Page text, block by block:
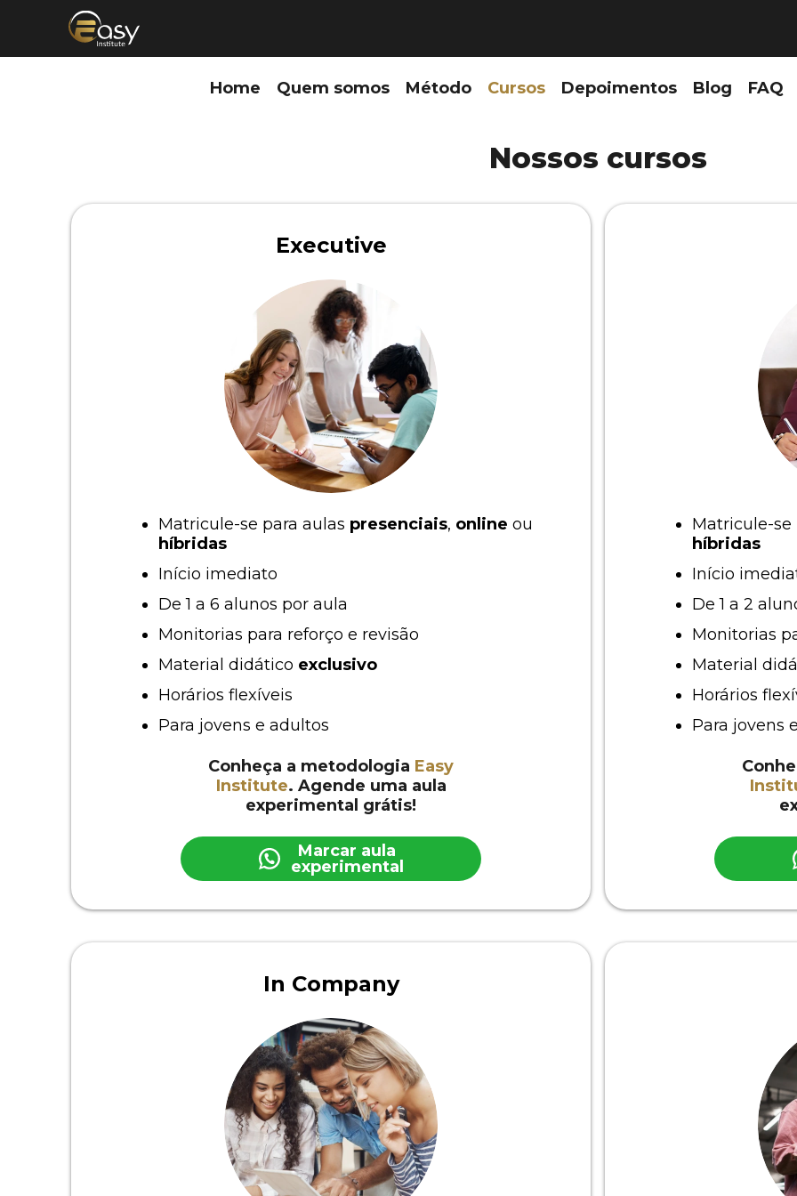
Home Quem somos Método Cursos Depoimentos Blog FAQ
Nossos cursos
Executive
Matricule-se para aulas presenciais, online ou
híbridas
Início imediato
De 1 a 6 alunos por aula
Monitorias para reforço e revisão
Material didático exclusivo
Horários flexíveis
Para jovens e adultos
Conheça a metodologia Easy
Institute. Agende uma aula
experimental grátis!
Marcar aula
experimental
Matricule-
híbridas
Início
De 1 a 2
Monitorias
Material
Horários
Para jovens
In Company